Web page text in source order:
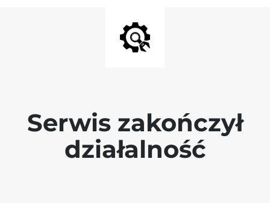
Serwis zakończył
działalność